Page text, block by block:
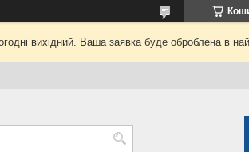
вихідний. Ваша заявка буде оброблена в